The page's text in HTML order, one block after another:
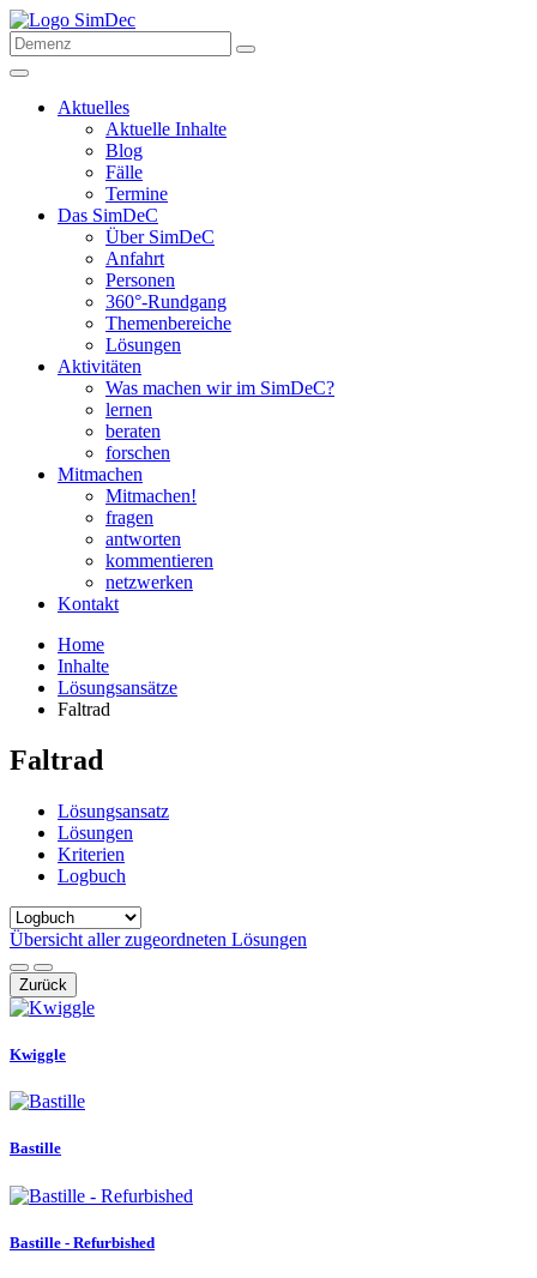
Aktuelles
Aktuelle Inhalte
Blog
Fälle
Termine
Das SimDeC
Über SimDeC
Anfahrt
Personen
360°-Rundgang
Themenbereiche
Lösungen
Aktivitäten
Was machen wir im SimDeC?
lernen
beraten
forschen
Mitmachen
Mitmachen!
fragen
antworten
kommentieren
netzwerken
Kontakt
Home
Inhalte
Lösungsansätze
Faltrad
Faltrad
Lösungsansatz
Lösungen
Kriterien
Logbuch
Übersicht aller zugeordneten Lösungen
Zurück
Kwiggle
Bastille
Bastille - Refurbished